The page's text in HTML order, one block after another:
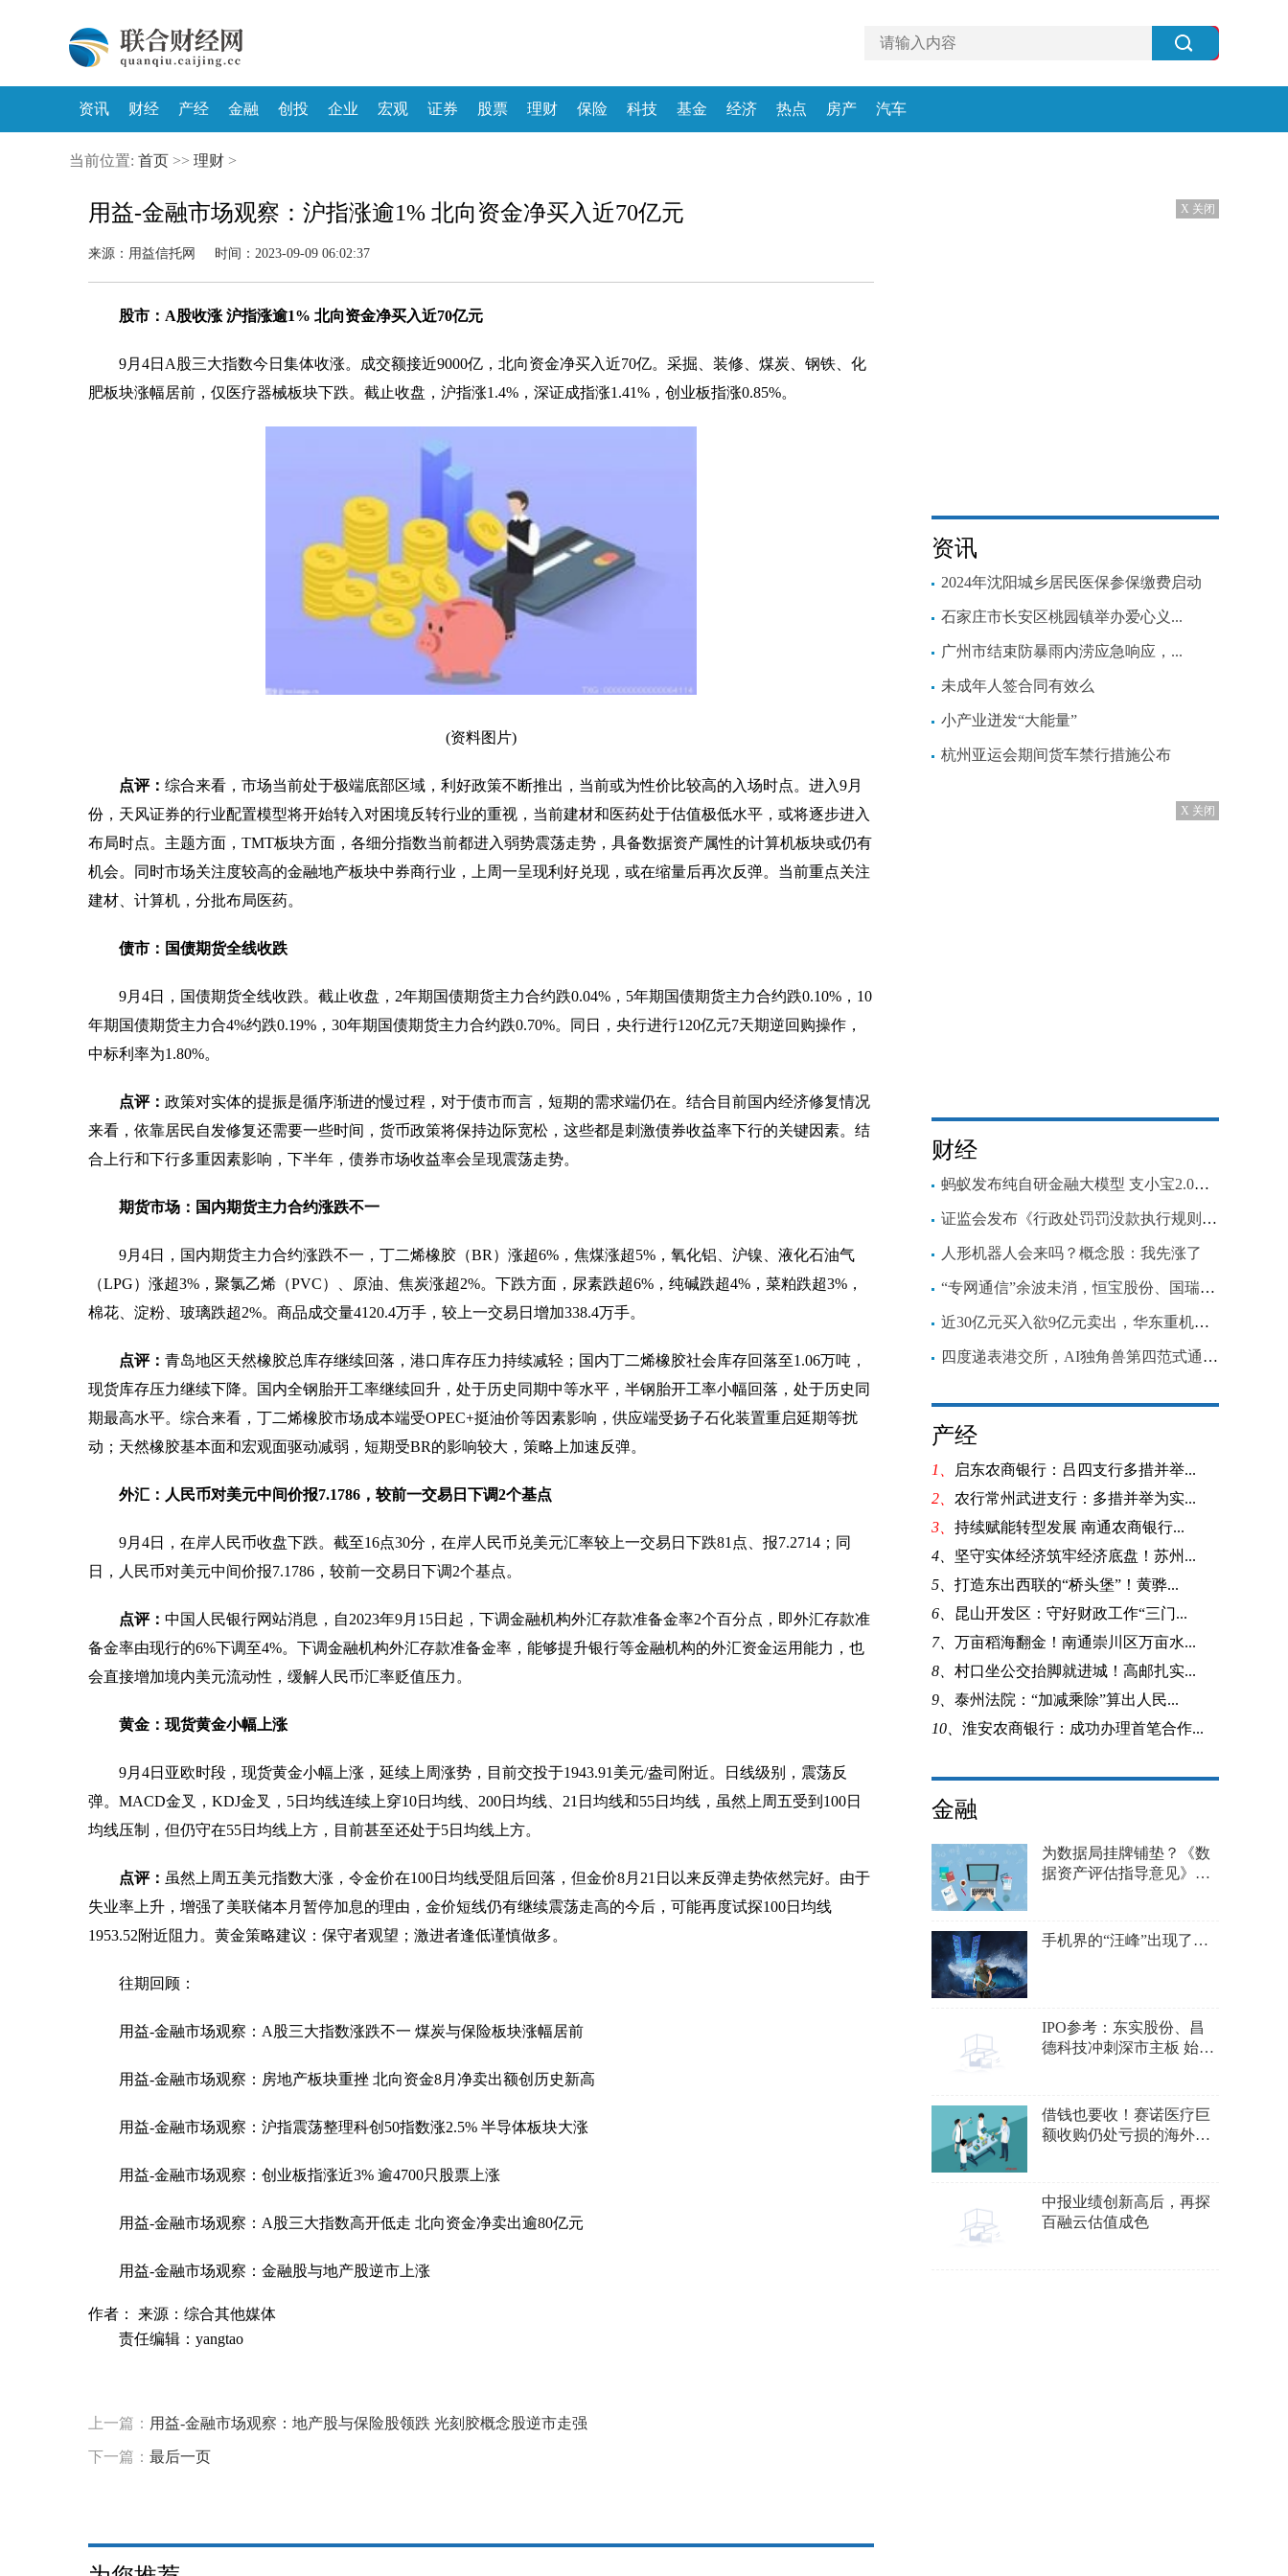
资讯 财经 产经 金融 创投 企业 宏观 证券 股票 理财 保险 科技 基金 经济 热点 房产 汽车
当前位置: 首页 >> 理财 >
用益-金融市场观察：沪指涨逾1% 北向资金净买入近70亿元
来源：用益信托网 时间：2023-09-09 06:02:37
股市：A股收涨 沪指涨逾1% 北向资金净买入近70亿元
9月4日A股三大指数今日集体收涨。成交额接近9000亿，北向资金净买入近70亿。采掘、装修、煤炭、钢铁、化
肥板块涨幅居前，仅医疗器械板块下跌。截止收盘，沪指涨1.4%，深证成指涨1.41%，创业板指涨0.85%。
(资料图片)
点评： 综合来看，市场当前处于极端底部区域，利好政策不断推出，当前或为性价比较高的入场时点。进入9月
份，天风证券的行业配置模型将开始转入对困境反转行业的重视，当前建材和医药处于估值极低水平，或将逐步进入
布局时点。主题方面，TMT板块方面，各细分指数当前都进入弱势震荡走势，具备数据资产属性的计算机板块或仍有
机会。同时市场关注度较高的金融地产板块中券商行业，上周一呈现利好兑现，或在缩量后再次反弹。当前重点关注
建材、计算机，分批布局医药。
债市：国债期货全线收跌
9月4日，国债期货全线收跌。截止收盘，2年期国债期货主力合约跌0.04%，5年期国债期货主力合约跌0.10%，10
年期国债期货主力合4%约跌0.19%，30年期国债期货主力合约跌0.70%。同日，央行进行120亿元7天期逆回购操作，
中标利率为1.80%。
点评： 政策对实体的提振是循序渐进的慢过程，对于债市而言，短期的需求端仍在。结合目前国内经济修复情况
来看，依靠居民自发修复还需要一些时间，货币政策将保持边际宽松，这些都是刺激债券收益率下行的关键因素。结
合上行和下行多重因素影响，下半年，债券市场收益率会呈现震荡走势。
期货市场：国内期货主力合约涨跌不一
9月4日，国内期货主力合约涨跌不一，丁二烯橡胶（BR）涨超6%，焦煤涨超5%，氧化铝、沪镍、液化石油气
（LPG）涨超3%，聚氯乙烯（PVC）、原油、焦炭涨超2%。下跌方面，尿素跌超6%，纯碱跌超4%，菜粕跌超3%，
棉花、淀粉、玻璃跌超2%。商品成交量4120.4万手，较上一交易日增加338.4万手。
点评： 青岛地区天然橡胶总库存继续回落，港口库存压力持续减轻；国内丁二烯橡胶社会库存回落至1.06万吨，
现货库存压力继续下降。国内全钢胎开工率继续回升，处于历史同期中等水平，半钢胎开工率小幅回落，处于历史同
期最高水平。综合来看，丁二烯橡胶市场成本端受OPEC+挺油价等因素影响，供应端受扬子石化装置重启延期等扰
动；天然橡胶基本面和宏观面驱动减弱，短期受BR的影响较大，策略上加速反弹。
外汇：人民币对美元中间价报7.1786，较前一交易日下调2个基点
9月4日，在岸人民币收盘下跌。截至16点30分，在岸人民币兑美元汇率较上一交易日下跌81点、报7.2714；同
日，人民币对美元中间价报7.1786，较前一交易日下调2个基点。
点评： 中国人民银行网站消息，自2023年9月15日起，下调金融机构外汇存款准备金率2个百分点，即外汇存款准
备金率由现行的6%下调至4%。下调金融机构外汇存款准备金率，能够提升银行等金融机构的外汇资金运用能力，也
会直接增加境内美元流动性，缓解人民币汇率贬值压力。
黄金：现货黄金小幅上涨
9月4日亚欧时段，现货黄金小幅上涨，延续上周涨势，目前交投于1943.91美元/盎司附近。日线级别，震荡反
弹。MACD金叉，KDJ金叉，5日均线连续上穿10日均线、200日均线、21日均线和55日均线，虽然上周五受到100日
均线压制，但仍守在55日均线上方，目前甚至还处于5日均线上方。
点评： 虽然上周五美元指数大涨，令金价在100日均线受阻后回落，但金价8月21日以来反弹走势依然完好。由于
失业率上升，增强了美联储本月暂停加息的理由，金价短线仍有继续震荡走高的今后，可能再度试探100日均线
1953.52附近阻力。黄金策略建议：保守者观望；激进者逢低谨慎做多。
往期回顾：
用益-金融市场观察：A股三大指数涨跌不一 煤炭与保险板块涨幅居前
用益-金融市场观察：房地产板块重挫 北向资金8月净卖出额创历史新高
用益-金融市场观察：沪指震荡整理科创50指数涨2.5% 半导体板块大涨
用益-金融市场观察：创业板指涨近3% 逾4700只股票上涨
用益-金融市场观察：A股三大指数高开低走 北向资金净卖出逾80亿元
用益-金融市场观察：金融股与地产股逆市上涨
作者： 来源：综合其他媒体
责任编辑：yangtao
上一篇： 用益-金融市场观察：地产股与保险股领跌 光刻胶概念股逆市走强
下一篇： 最后一页
X 关闭
资讯
2024年沈阳城乡居民医保参保缴费启动
石家庄市长安区桃园镇举办爱心义...
广州市结束防暴雨内涝应急响应，...
未成年人签合同有效么
小产业迸发“大能量”
杭州亚运会期间货车禁行措施公布
X 关闭
财经
蚂蚁发布纯自研金融大模型 支小宝2.0、支小助即将上线
证监会发布《行政处罚罚没款执行规则》，将持续加大行政处罚执行力度
人形机器人会来吗？概念股：我先涨了
“专网通信”余波未消，恒宝股份、国瑞科技拟被证监会处罚
近30亿元买入欲9亿元卖出，华东重机告别工业母机又在光伏下重注
四度递表港交所，AI独角兽第四范式通过聆讯
产经
1、
启东农商银行：吕四支行多措并举...
2、 农行常州武进支行：多措并举为实...
3、 持续赋能转型发展 南通农商银行...
4、 坚守实体经济筑牢经济底盘！苏州...
5、 打造东出西联的“桥头堡”！黄骅...
6、 昆山开发区：守好财政工作“三门...
7、 万亩稻海翻金！南通崇川区万亩水...
8、 村口坐公交抬脚就进城！高邮扎实...
9、 泰州法院：“加减乘除”算出人民...
10、 淮安农商银行：成功办理首笔合作...
金融
为数据局挂牌铺垫？《数
据资产评估指导意见》落
手机界的“汪峰”出现了…
IPO参考：东实股份、昌
德科技冲刺深市主板 始祖
借钱也要收！赛诺医疗巨
额收购仍处亏损的海外公
中报业绩创新高后，再探
百融云估值成色